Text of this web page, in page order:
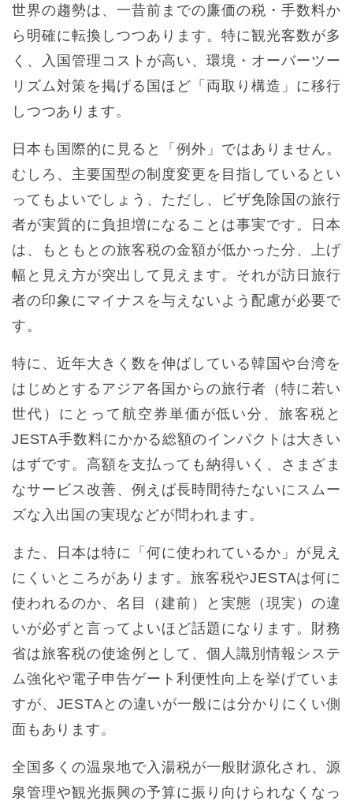
世界の趨勢は、一昔前までの廉価の税・手数料か
ら明確に転換しつつあります。特に観光客数が多
く、入国管理コストが高い、環境・オーバーツー
リズム対策を掲げる国ほど「両取り構造」に移行
しつつあります。
日本も国際的に見ると「例外」ではありません。
むしろ、主要国型の制度変更を目指しているとい
ってもよいでしょう、ただし、ビザ免除国の旅行
者が実質的に負担増になることは事実です。日本
は、もともとの旅客税の金額が低かった分、上げ
幅と見え方が突出して見えます。それが訪日旅行
者の印象にマイナスを与えないよう配慮が必要で
す。
特に、近年大きく数を伸ばしている韓国や台湾を
はじめとするアジア各国からの旅行者（特に若い
世代）にとって航空券単価が低い分、旅客税と
JESTA手数料にかかる総額のインパクトは大きい
はずです。高額を支払っても納得いく、さまざま
なサービス改善、例えば長時間待たないにスムー
ズな入出国の実現などが問われます。
また、日本は特に「何に使われているか」が見え
にくいところがあります。旅客税やJESTAは何に
使われるのか、名目（建前）と実態（現実）の違
いが必ずと言ってよいほど話題になります。財務
省は旅客税の使途例として、個人識別情報システ
ム強化や電子申告ゲート利便性向上を挙げていま
すが、JESTAとの違いが一般には分かりにくい側
面もあります。
全国多くの温泉地で入湯税が一般財源化され、源
泉管理や観光振興の予算に振り向けられなくなっ